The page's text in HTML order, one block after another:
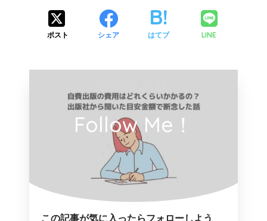
ポスト シェア はてブ LINE
Follow Me！
この記事が気に入ったらフォローしよう